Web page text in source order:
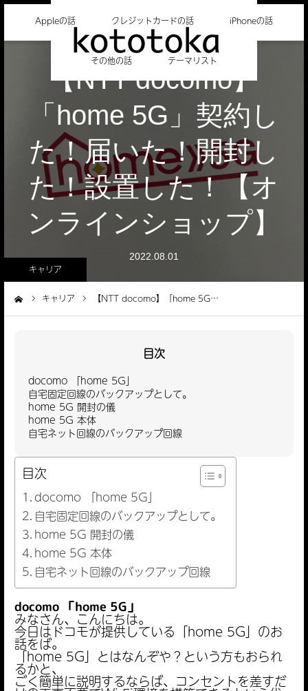
Appleの話 クレジットカードの話 iPhoneの話
その他の話 テーマリスト
【NTT docomo】
「home 5G」契約し
た！届いた！開封し
た！設置した！【オ
ンラインショップ】
2022.08.01
キャリア
キャリア 【NTT docomo】「home 5G…
目次
docomo 「home 5G」
自宅固定回線のバックアップとして。
home 5G 開封の儀
home 5G 本体
自宅ネット回線のバックアップ回線
目次
docomo 「home 5G」
自宅固定回線のバックアップとして。
home 5G 開封の儀
home 5G 本体
自宅ネット回線のバックアップ回線
docomo 「home 5G」
みなさん、こんにちは。
今日はドコモが提供している「home 5G」のお
話をば。
「home 5G」とはなんぞや？という方もおられ
るかと、
ごく簡単に説明するならば、コンセントを差すだ